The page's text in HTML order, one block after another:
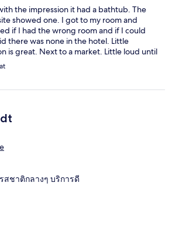
the impression it had a bathtub. The
showed one. I got to my room and
if I had the wrong room and if I could
there was none in the hotel. Little
is great. Next to a market. Little loud until
was included and rather nice.
สชาติกลางๆ บริการดี